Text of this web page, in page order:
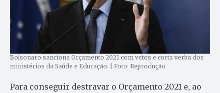
Bolsonaro sanciona Orçamento 2021 com vetos e corta verba dos
ministérios da Saúde e Educação. | Foto: Reprodução
Para conseguir destravar o Orçamento 2021 e, ao